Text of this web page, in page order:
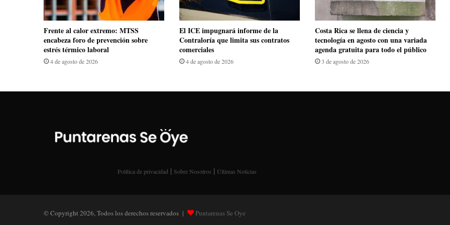
Frente al calor extremo: MTSS
encabeza foro de prevención sobre
estrés térmico laboral
4 de agosto de 2026
El ICE impugnará informe de la
Contraloría que limita sus contratos
comerciales
4 de agosto de 2026
​Costa Rica se llena de ciencia y
tecnología en agosto con una variada
agenda gratuita para todo el público
3 de agosto de 2026
Política de privacidad | Sobre Nosotros | Últimas Noticias
© Copyright 2026, Todos los derechos reservados | Puntarenas Se Oye